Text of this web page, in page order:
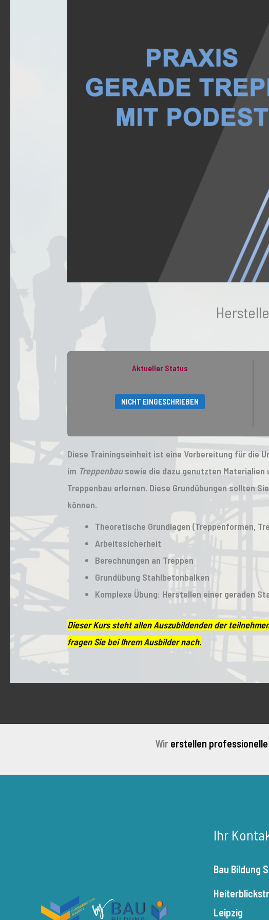
Aktueller Status
NICHT EINGESCHRIEBEN
Diese Trainingseinheit ist eine Vorbereitung für die
im Treppenbausowie die dazu genutzten Materialien
Treppenbau erlernen. Diese Grundübungen sollten
können.
Theoretische Grundlagen (Treppenformen,
Arbeitssicherheit
Berechnungen an Treppen
Grundübung Stahlbetonbalken
Komplexe Übung: Herstellen einer geraden
Dieser Kurs steht allen Auszubildenden der
fragen Sie bei Ihrem Ausbilder nach.
Wir erstellen
Ihr
Bau Bildung
Leipzig